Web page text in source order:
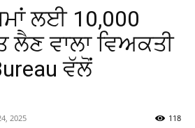
ਲਈ 10,000
ਲੈਣ ਵਾਲਾ ਵਿਅਕਤੀ
ਵੱਲੋਂ
2025 118